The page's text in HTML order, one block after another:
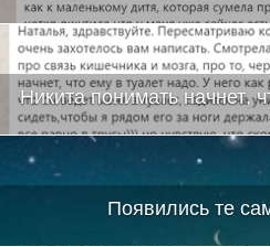
Никита понимать начнет,
Появились те